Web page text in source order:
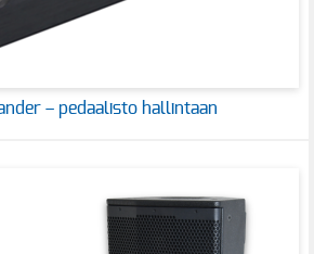
– pedaalisto hallintaan